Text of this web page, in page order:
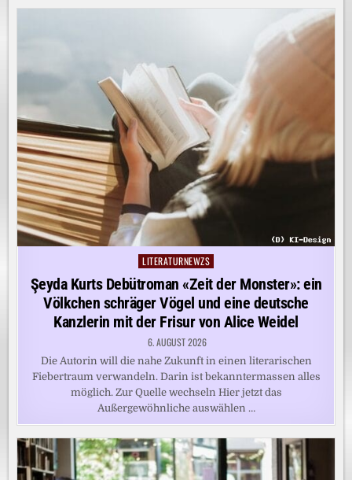
Posted
in
LITERATURNEWZS
Şeyda Kurts Debütroman «Zeit der Monster»: ein
Völkchen schräger Vögel und eine deutsche
Kanzlerin mit der Frisur von Alice Weidel
6. AUGUST 2026
Die Autorin will die nahe Zukunft in einen literarischen
Fiebertraum verwandeln. Darin ist bekanntermassen alles
möglich. Zur Quelle wechseln Hier jetzt das
Außergewöhnliche auswählen …